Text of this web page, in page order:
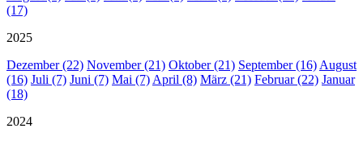
(17)
2025
Dezember (22) November (21) Oktober (21) September (16) August
(16) Juli (7) Juni (7) Mai (7) April (8) März (21) Februar (22) Januar
(18)
2024